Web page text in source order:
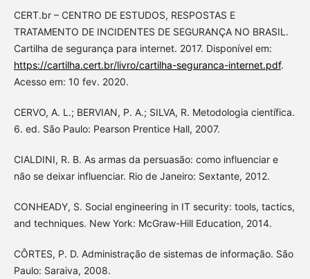
CERT.br – CENTRO DE ESTUDOS, RESPOSTAS E
TRATAMENTO DE INCIDENTES DE SEGURANÇA NO BRASIL.
Cartilha de segurança para internet. 2017. Disponível em:
https://cartilha.cert.br/livro/cartilha-seguranca-internet.pdf.
Acesso em: 10 fev. 2020.
CERVO, A. L.; BERVIAN, P. A.; SILVA, R. Metodologia científica.
6. ed. São Paulo: Pearson Prentice Hall, 2007.
CIALDINI, R. B. As armas da persuasão: como influenciar e
não se deixar influenciar. Rio de Janeiro: Sextante, 2012.
CONHEADY, S. Social engineering in IT security: tools, tactics,
and techniques. New York: McGraw-Hill Education, 2014.
CÔRTES, P. D. Administração de sistemas de informação. São
Paulo: Saraiva, 2008.